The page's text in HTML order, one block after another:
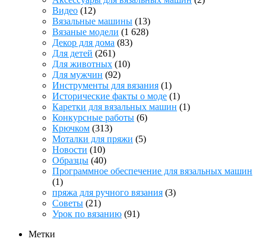
Видео (12)
Вязальные машины (13)
Вязаные модели (1 628)
Декор для дома (83)
Для детей (261)
Для животных (10)
Для мужчин (92)
Инструменты для вязания (1)
Исторические факты о моде (1)
Каретки для вязальных машин (1)
Конкурсные работы (6)
Крючком (313)
Моталки для пряжи (5)
Новости (10)
Образцы (40)
Программное обеспечение для вязальных машин
(1)
пряжа для ручного вязания (3)
Советы (21)
Урок по вязанию (91)
Метки